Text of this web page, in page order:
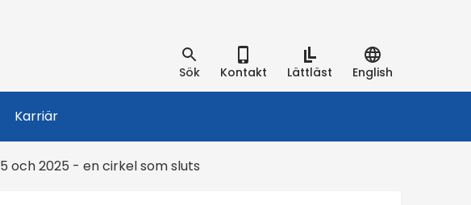
Sök Kontakt Lättläst English
Karriär
och 2025 - en cirkel som sluts